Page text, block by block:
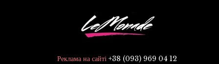
Реклама на сайті +38 (093) 969 04 12